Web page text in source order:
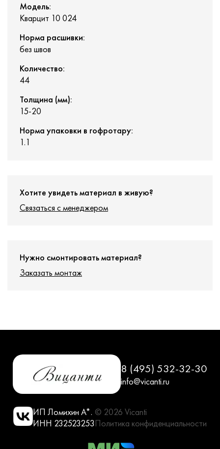
Модель:
Кварцит 10 024
Норма расшивки:
без швов
Количество:
44
Толщина (мм):
15-20
Норма упаковки в гофротару:
1.1
Хотите увидеть материал в живую?
Связаться с менеджером
Нужно смонтировать материал?
Заказать монтаж
8 (495) 532-32-30
info@vicanti.ru
ИП Ломихин А*.
ИНН 232523253
© 2026 Vicanti
Политика конфиденциальности